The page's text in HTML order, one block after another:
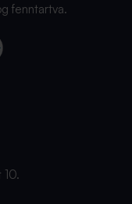
fenntartva.
10.